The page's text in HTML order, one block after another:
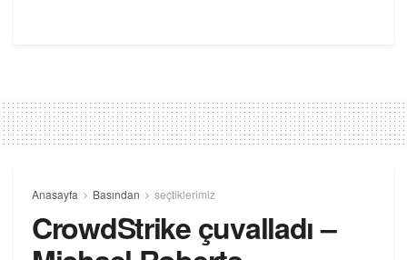
Anasayfa Basından seçtiklerimiz
CrowdStrike çuvalladı –